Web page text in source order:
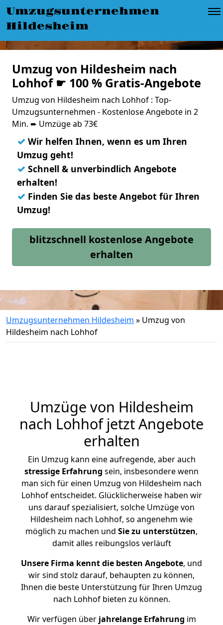
Umzugsunternehmen
Hildesheim
Umzug von Hildesheim nach
Lohhof ☛ 100 % Gratis-Angebote
Umzug von Hildesheim nach Lohhof : Top-
Umzugsunternehmen - Kostenlose Angebote in 2
Min. ➨ Umzüge ab 73€
✓ Wir helfen Ihnen, wenn es um Ihren
Umzug geht!
✓ Schnell & unverbindlich Angebote
erhalten!
✓ Finden Sie das beste Angebot für Ihren
Umzug!
blitzschnell kostenlose Angebote
erhalten
Umzugsunternehmen Hildesheim » Umzug von
Hildesheim nach Lohhof
Umzüge von Hildesheim
nach Lohhof jetzt Angebote
erhalten
Ein Umzug kann eine aufregende, aber auch
stressige Erfahrung sein, insbesondere wenn
man sich für einen Umzug von Hildesheim nach
Lohhof entscheidet. Glücklicherweise haben wir
uns darauf spezialisiert, solche Umzüge von
Hildesheim nach Lohhof, so angenehm wie
möglich zu machen und Sie zu unterstützen,
damit alles reibungslos verläuft
Unsere Firma kennt die besten Angebote, und
wir sind stolz darauf, behaupten zu können,
Ihnen die beste Unterstützung für Ihren Umzug
nach Lohhof bieten zu können.
Wir verfügen überjahrelange Erfahrung im